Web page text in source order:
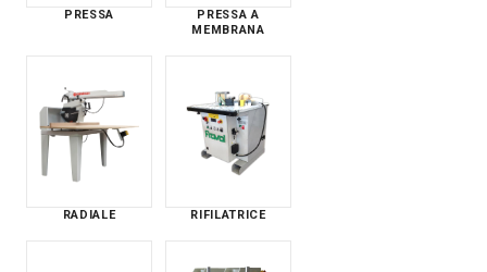
PRESSA
PRESSA A
MEMBRANA
RADIALE RIFILATRICE